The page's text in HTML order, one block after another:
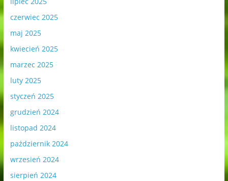
czerwiec 2025
maj 2025
kwiecień 2025
marzec 2025
luty 2025
styczeń 2025
grudzień 2024
listopad 2024
październik 2024
wrzesień 2024
sierpień 2024